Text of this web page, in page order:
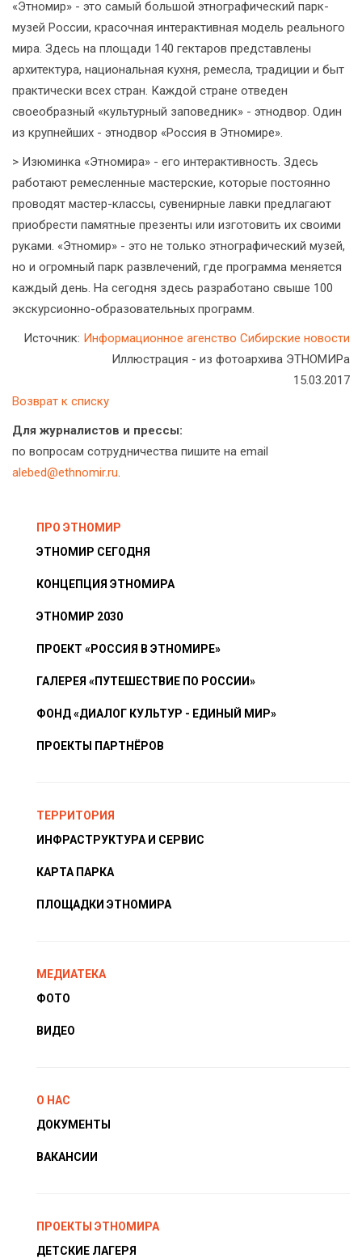
«Этномир» - это самый большой этнографический парк-
музей России, красочная интерактивная модель реального
мира. Здесь на площади 140 гектаров представлены
архитектура, национальная кухня, ремесла, традиции и быт
практически всех стран. Каждой стране отведен
своеобразный «культурный заповедник» - этнодвор. Один
из крупнейших - этнодвор «Россия в Этномире».
> Изюминка «Этномира» - его интерактивность. Здесь
работают ремесленные мастерские, которые постоянно
проводят мастер-классы, сувенирные лавки предлагают
приобрести памятные презенты или изготовить их своими
руками. «Этномир» - это не только этнографический музей,
но и огромный парк развлечений, где программа меняется
каждый день. На сегодня здесь разработано свыше 100
экскурсионно-образовательных программ.
Источник: Информационное агенство Cибирские новости
Иллюстрация - из фотоархива ЭТНОМИРа
15.03.2017
Возврат к списку
Для журналистов и прессы:
по вопросам сотрудничества пишите на email
alebed@ethnomir.ru.
ПРО ЭТНОМИР
ЭТНОМИР СЕГОДНЯ
КОНЦЕПЦИЯ ЭТНОМИРА
ЭТНОМИР 2030
ПРОЕКТ «РОССИЯ В ЭТНОМИРЕ»
ГАЛЕРЕЯ «ПУТЕШЕСТВИЕ ПО РОССИИ»
ФОНД «ДИАЛОГ КУЛЬТУР - ЕДИНЫЙ МИР»
ПРОЕКТЫ ПАРТНЁРОВ
ТЕРРИТОРИЯ
ИНФРАСТРУКТУРА И СЕРВИС
КАРТА ПАРКА
ПЛОЩАДКИ ЭТНОМИРА
МЕДИАТЕКА
ФОТО
ВИДЕО
О НАС
ДОКУМЕНТЫ
ВАКАНСИИ
ПРОЕКТЫ ЭТНОМИРА
ДЕТСКИЕ ЛАГЕРЯ